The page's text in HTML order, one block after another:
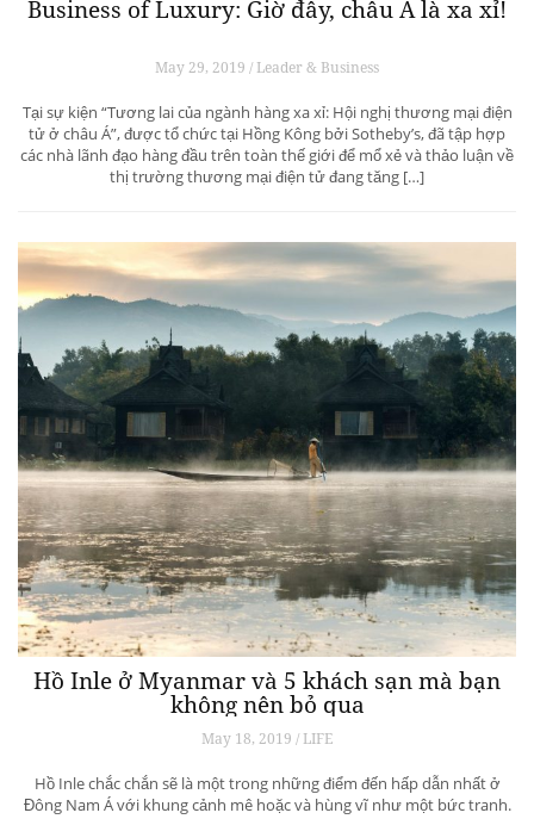
Business of Luxury: Giờ đây, châu Á là xa xỉ!
May 29, 2019 / Leader & Business
Tại sự kiện “Tương lai của ngành hàng xa xỉ: Hội nghị thương mại điện
tử ở châu Á”, được tổ chức tại Hồng Kông bởi Sotheby’s, đã tập hợp
các nhà lãnh đạo hàng đầu trên toàn thế giới để mổ xẻ và thảo luận về
thị trường thương mại điện tử đang tăng […]
Hồ Inle ở Myanmar và 5 khách sạn mà bạn
không nên bỏ qua
May 18, 2019 / LIFE
Hồ Inle chắc chắn sẽ là một trong những điểm đến hấp dẫn nhất ở
Đông Nam Á với khung cảnh mê hoặc và hùng vĩ như một bức tranh.